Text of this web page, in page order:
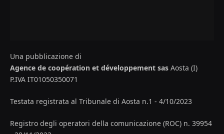
Una pubblicazione di
Agence de coopération et développement sas Aosta (I)
P.IVA IT01050350071
Testata registrata al Tribunale di Aosta n.1 - 4/10/2023
Registro degli operatori della comunicazione (ROC) n. 39954